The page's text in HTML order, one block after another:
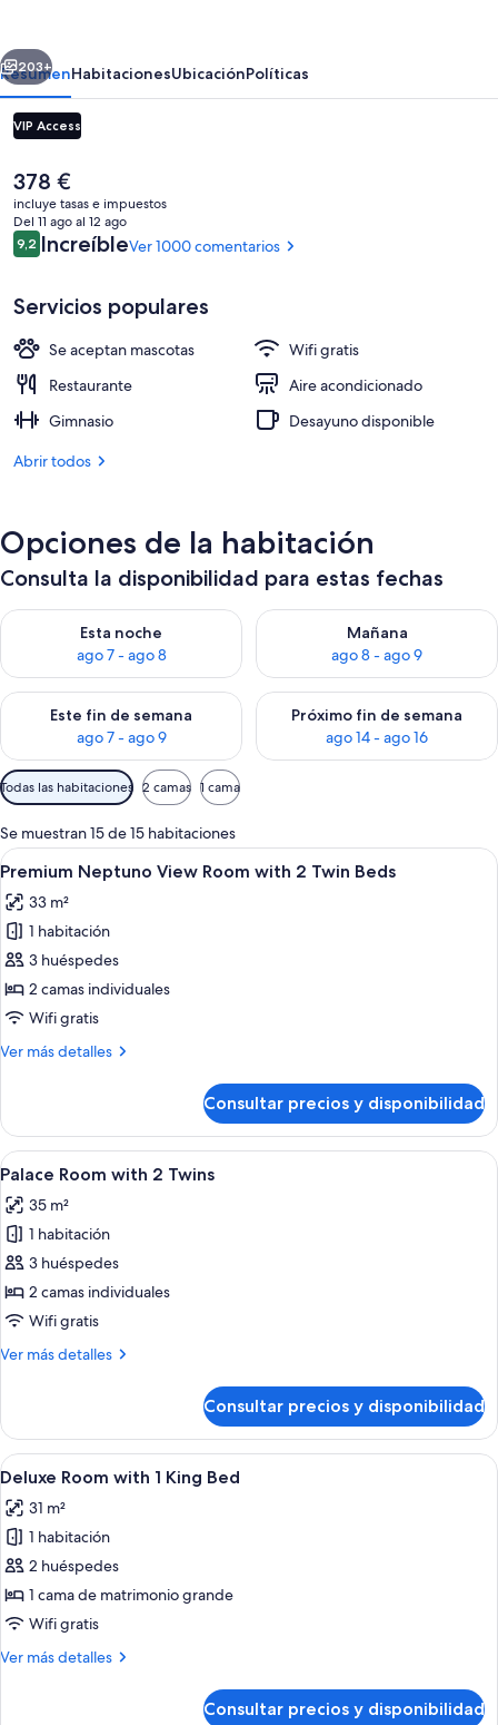
Collection
Hotel,
Madrid
Siguiente
203+
ResumenHabitacionesUbicaciónPolíticas
VIP Access
El
precio
actual
es
de
378 €
incluye tasas e impuestos
Del 11 ago al 12 ago
Comentarios
9,29,2 de 10
IncreíbleVer 1000 comentarios
Servicios populares
Se aceptan mascotas
Wifi gratis
Restaurante
Aire acondicionado
Gimnasio
Desayuno disponible
Abrir todos
Opciones de la habitación
Consulta la disponibilidad para estas fechas
Esta noche
ago 7 - ago 8
Consulta la disponibilidad para esta noche, ago 7 - ago 8
Mañana
ago 8 - ago 9
Consulta la disponibilidad
Este fin de semana
ago 7 - ago 9
Consulta la disponibilidad para este fin de semana, ago 7 -
Próximo fin de semana
ago 14 - ago 16
Consulta la disponibilidad
Filtros
disponibles
para
las
habitaciones
Todas las habitaciones 2 camas 1 cama
Se muestran 15 de 15 habitaciones
Abrir
todas
las
fotos
de
Premium
Neptuno
Room
Twin
Beds
Habitación de hotel con dos camas,
5
Premium Neptuno View Room with 2 Twin Beds
33 m²
1 habitación
3 huéspedes
2 camas individuales
Wifi gratis
Ver más detalles
Más
Neptuno
View
Room
2
Twin
Beds
Consultar precios y disponibilidad
Abrir
todas
las
fotos
de
Palace
Room
2
Habitación de hotel con dos camas,
11
Palace Room with 2 Twins
35 m²
1 habitación
3 huéspedes
2 camas individuales
Wifi gratis
Ver más detalles
Más
Room
with
2
Consultar precios y disponibilidad
Abrir
todas
las
fotos
de
Deluxe
Room
1
Un salón con un sofá azul, una
5
Deluxe Room with 1 King Bed
31 m²
1 habitación
2 huéspedes
1 cama de matrimonio grande
Wifi gratis
Ver más detalles
Más
Consultar precios y disponibilidad